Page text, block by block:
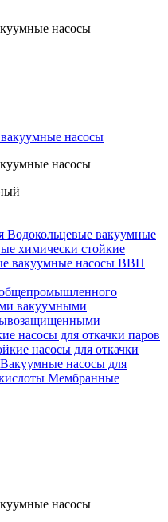
насосы
насосы
Водокольцевые вакуумные
химически стойкие
вакуумные насосы ВВН
вакуумными
насосы для откачки паров
насосы для откачки
Вакуумные насосы для
Мембранные
насосы